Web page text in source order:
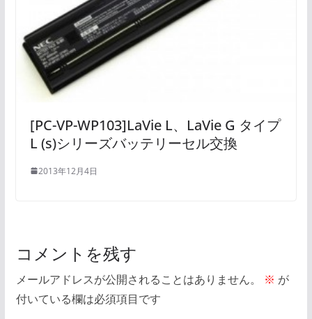
[PC-VP-WP103]LaVie L、LaVie G タイプ
L (s)シリーズバッテリーセル交換
2013年12月4日
コメントを残す
メールアドレスが公開されることはありません。 ※ が
付いている欄は必須項目です